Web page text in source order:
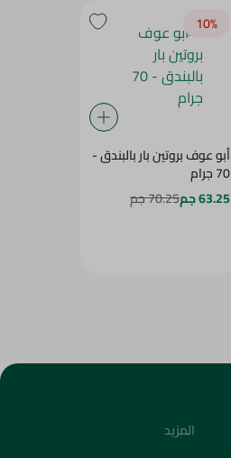
10‎%‎
أبو عوف بروتين بار بالبندق -
70 جرام
63.25 جم
70.25 جم
المزيد